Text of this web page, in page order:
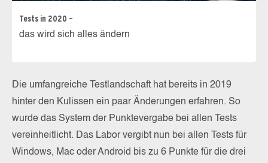
Tests in 2020 –
das wird sich alles ändern
Die umfangreiche Testlandschaft hat bereits in 2019
hinter den Kulissen ein paar Änderungen erfahren. So
wurde das System der Punktevergabe bei allen Tests
vereinheitlicht. Das Labor vergibt nun bei allen Tests für
Windows, Mac oder Android bis zu 6 Punkte für die drei